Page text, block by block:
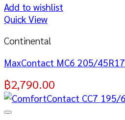
Add to wishlist
Quick View
Continental
MaxContact MC6 205/45R17
฿2,790.00